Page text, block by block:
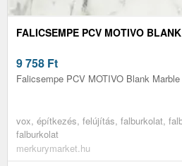
FALICSEMPE PCV MOTIVO
9 758 Ft
Falicsempe PCV MOTIVO Blank Marble
vox, építkezés, felújítás, falburkolat,
falburkolat
merkurymarket.hu